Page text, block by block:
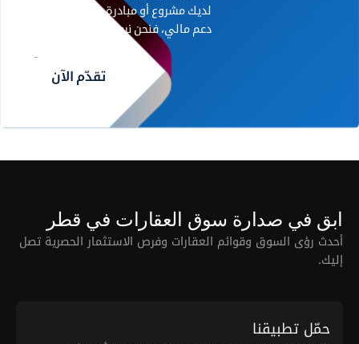
لديك مشروع أو مبادرة رائدة تحتاج إلى
دعم مالي، فنحن نريد أن نسمع منك.
تقدّم الآن
ابق في صدارة سوق العقارات في قطر
أحدث رؤى السوق وقوائم العقارات وفرص الاستثمار الحصرية تصل
إليك.
حمّل تطبيقنا